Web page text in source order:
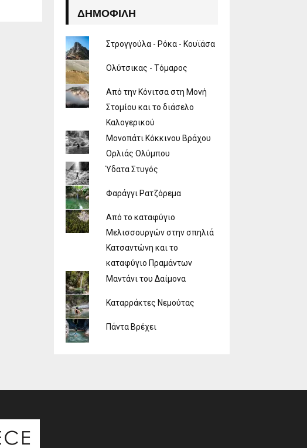
ΔΗΜΟΦΙΛΉ
Στρογγούλα - Ρόκα - Κουϊάσα
Ολύτσικας - Τόμαρος
Από την Κόνιτσα στη Μονή
Στομίου και το διάσελο
Καλογερικού
Μονοπάτι Κόκκινου Βράχου
Ορλιάς Ολύμπου
Ύδατα Στυγός
Φαράγγι Ρατζόρεμα
Από το καταφύγιο
Μελισσουργών στην σπηλιά
Κατσαντώνη και το
καταφύγιο Πραμάντων
Μαντάνι του Δαίμονα
Καταρράκτες Νεμούτας
Πάντα Βρέχει